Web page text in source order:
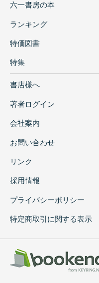
六一書房の本
ランキング
特価図書
特集
書店様へ
著者ログイン
会社案内
お問い合わせ
リンク
採用情報
プライバシーポリシー
特定商取引に関する表示